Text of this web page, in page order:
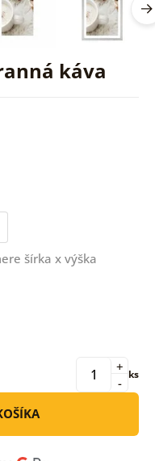
káva
šírka x výška
-
+ ks